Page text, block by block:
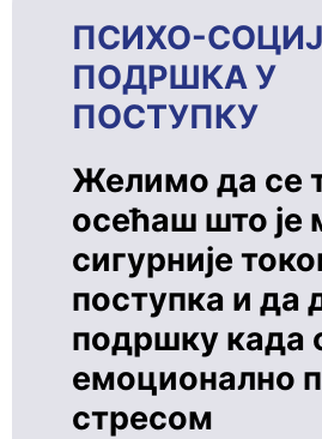
ПСИХО-
ПОДРШКА У
ПОСТУПКУ
Желимо да се
осећаш што је
сигурније
поступка и да
подршку када
емоционално
стресом